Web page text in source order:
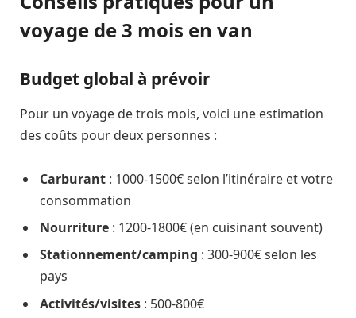
voyage de 3 mois en van
Budget global à prévoir
Pour un voyage de trois mois, voici une estimation
des coûts pour deux personnes :
Carburant : 1000-1500€ selon l’itinéraire et votre
consommation
Nourriture : 1200-1800€ (en cuisinant souvent)
Stationnement/camping : 300-900€ selon les
pays
Activités/visites : 500-800€